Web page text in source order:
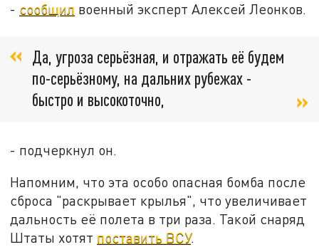
- сообщил военный эксперт Алексей Леонков.
Да, угроза серьёзная, и отражать её будем
по-серьёзному, на дальних рубежах -
быстро и высокоточно,
- подчеркнул он.
Напомним, что эта особо опасная бомба после
сброса "раскрывает крылья", что увеличивает
дальность её полета в три раза. Такой снаряд
Штаты хотят поставить ВСУ.